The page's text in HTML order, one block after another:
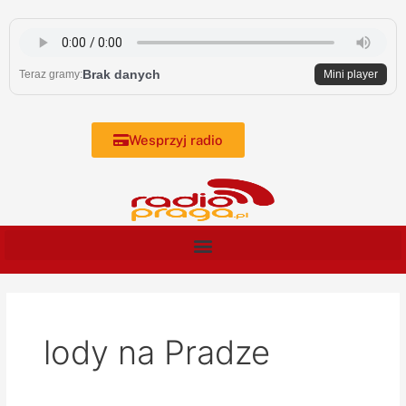
content
Teraz gramy:Brak danych Mini player
Wesprzyj radio
lody na Pradze